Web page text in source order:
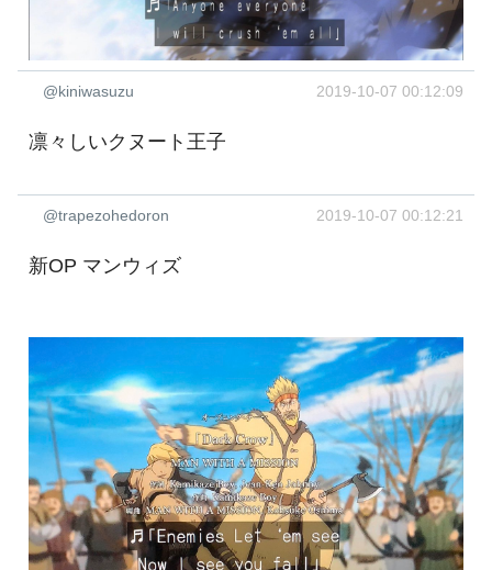
@kiniwasuzu 2019-10-07 00:12:09
凛々しいクヌート王子
@trapezohedoron 2019-10-07 00:12:21
新OP マンウィズ